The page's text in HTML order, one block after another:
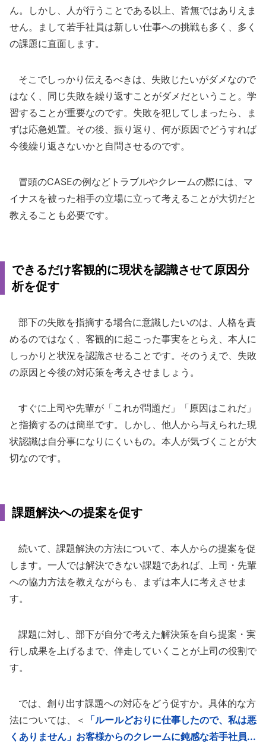
ん。しかし、人が行うことである以上、皆無ではありえま
せん。まして若手社員は新しい仕事への挑戦も多く、多く
の課題に直面します。
そこでしっかり伝えるべきは、失敗じたいがダメなので
はなく、同じ失敗を繰り返すことがダメだということ。学
習することが重要なのです。失敗を犯してしまったら、ま
ずは応急処置。その後、振り返り、何が原因でどうすれば
今後繰り返さないかと自問させるのです。
冒頭のCASEの例などトラブルやクレームの際には、マ
イナスを被った相手の立場に立って考えることが大切だと
教えることも必要です。
できるだけ客観的に現状を認識させて原因分
析を促す
部下の失敗を指摘する場合に意識したいのは、人格を責
めるのではなく、客観的に起こった事実をとらえ、本人に
しっかりと状況を認識させることです。そのうえで、失敗
の原因と今後の対応策を考えさせましょう。
すぐに上司や先輩が「これが問題だ」「原因はこれだ」
と指摘するのは簡単です。しかし、他人から与えられた現
状認識は自分事になりにくいもの。本人が気づくことが大
切なのです。
課題解決への提案を促す
続いて、課題解決の方法について、本人からの提案を促
します。一人では解決できない課題であれば、上司・先輩
への協力方法を教えながらも、まずは本人に考えさせま
す。
課題に対し、部下が自分で考えた解決策を自ら提案・実
行し成果を上げるまで、伴走していくことが上司の役割で
す。
では、創り出す課題への対応をどう促すか。具体的な方
法については、＜
「ルールどおりに仕事したので、私は悪
くありません」お客様からのクレームに鈍感な若手社員...